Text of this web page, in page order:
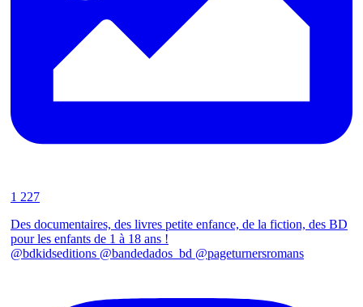
1 227
Des documentaires, des livres petite enfance, de la fiction, des BD
pour les enfants de 1 à 18 ans !
@bdkidseditions @bandedados_bd @pageturnersromans